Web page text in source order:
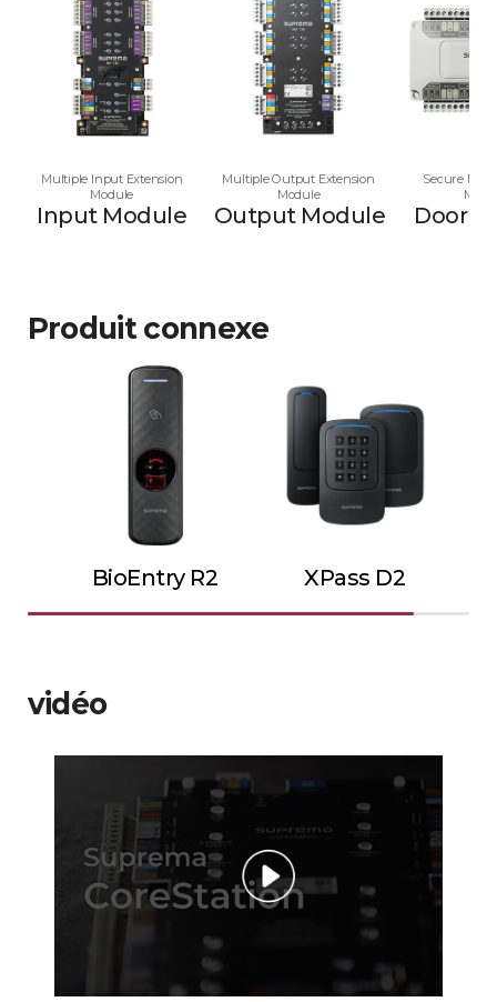
Multiple Input Extension
Module
Input Module
Multiple Output Extension
Module
Output Module
Secure
Door
Produit connexe
BioEntry R2 XPass D2
vidéo